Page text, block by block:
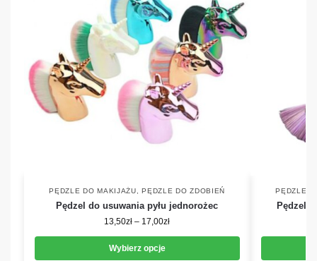
PĘDZLE DO MAKIJAŻU,PĘDZLE DO ZDOBIEŃ
Pędzel do usuwania pyłu jednorożec
13,50zł – 17,00zł
Wybierz opcje
PĘDZLE
Pędzel